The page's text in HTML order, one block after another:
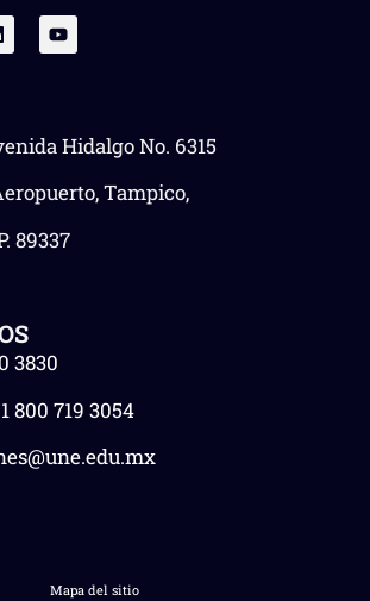
Hidalgo No. 6315
Tampico,
89337
3830
800 719 3054
Mapa del sitio